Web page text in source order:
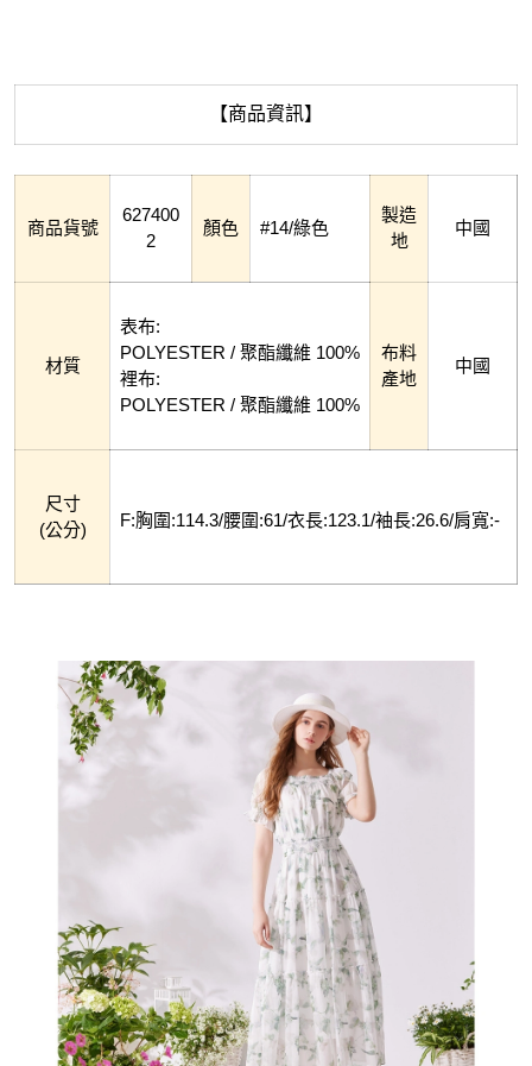
【商品資訊】
商品貨號
627400
2
顏色 #14/綠色
製造
地
中國
材質
表布:
POLYESTER / 聚酯纖維 100%
裡布:
POLYESTER / 聚酯纖維 100%
布料
產地
中國
尺寸
(公分)
F:胸圍:114.3/腰圍:61/衣長:123.1/袖長:26.6/肩寬:-